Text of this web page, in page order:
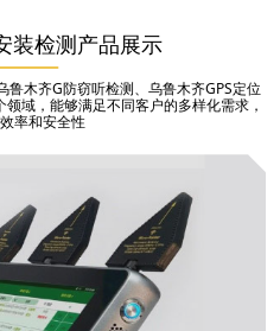
装检测产品展示
木齐G防窃听检测、乌鲁木齐GPS定位
域，能够满足不同客户的多样化需求，
率和安全性